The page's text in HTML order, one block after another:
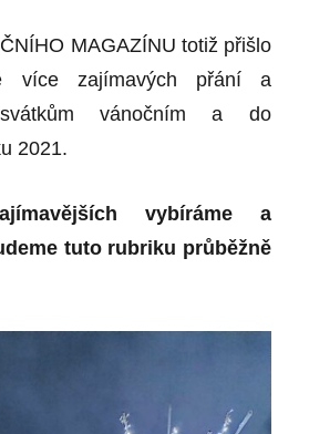
MAGAZÍNU totiž přišlo
více zajímavých přání a
vánočním a do
2021.
vybíráme a
tuto rubriku průběžně